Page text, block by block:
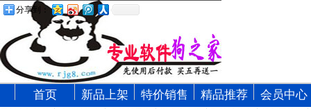
首页 新品上架 特价销售 精品推荐 会员中心
分享到：